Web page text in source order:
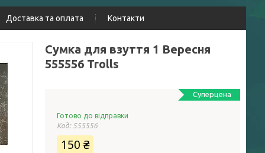
Доставка та оплата Контакти
Сумка для взуття 1 Вересня
555556 Trolls
Суперцена
Готово до відправки
Код: 555556
150 ₴